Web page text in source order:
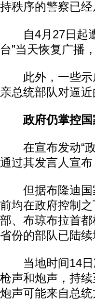
持秩序的警察已经
自4月27日起遭
台”当天恢复广播
此外，一些示
亲总统部队对逼近
政府仍掌控
在宣布发动“政
通过其发言人宣
但据布隆迪国
前均在政府控制
部、布琼布拉首
省份的部队已陆
当地时间14日
枪声和炮声，持
炮声可能来自总